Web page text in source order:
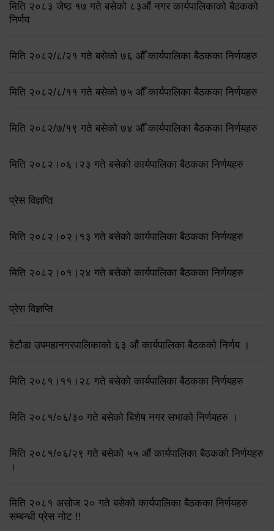
मिति २०८३ जेष्ठ १७ गते बसेको ८३औं नगर कार्यपालिकाको बैठकको
निर्णय
मिति २०८२/८/२१ गते बसेको ७६ औँ कार्यपालिका बैठकका निर्णयहरु
मिति २०८२/८/११ गते बसेको ७५ औँ कार्यपालिका बैठकका निर्णयहरु
मिति २०८२/७/१९ गते बसेको ७४ औँ कार्यपालिका बैठकका निर्णयहरु
मिति २०८२।०६।२३ गते बसेको कार्यपालिका बैठकका निर्णयहरु
प्रेस विज्ञप्ति
मिति २०८२।०२।१३ गते बसेको कार्यपालिका बैठकका निर्णयहरु
मिति २०८२।०१।२४ गते बसेको कार्यपालिका बैठकका निर्णयहरु
प्रेस विज्ञप्ति
हेटौडा उपमहानगरपालिकाको ६३ औं कार्यपालिका बैठकको निर्णय ।
मिति २०८१।११।२८ गते बसेको कार्यपालिका बैठकका निर्णयहरु
मिति २०८१/०६/३० गते बसेको बिशेष नगर सभाको निर्णयहरु ।
मिति २०८१/०६/२९ गते बसेको ५५ औं कार्यपालिका बैठकको निर्णयहरु
।
मिति २०८१ असोज २० गते बसेको कार्यपालिका बैठकका निर्णयहरु
सम्बन्धी प्रेस नोट !!